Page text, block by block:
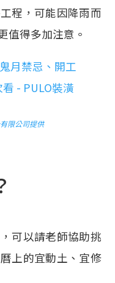
程，可能因降雨而
值得多加注意。
限公司提供
可以請老師協助挑
上的宜動土、宜修